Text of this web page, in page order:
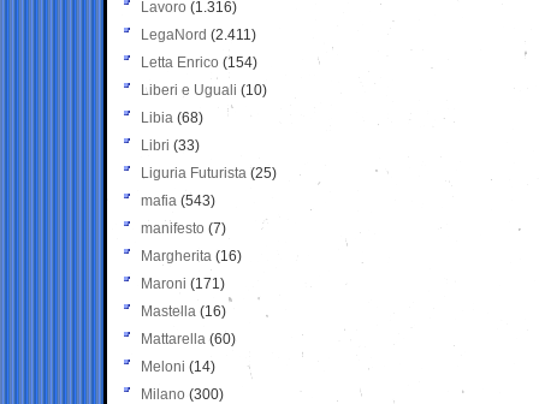
Lavoro (1.316)
LegaNord (2.411)
Letta Enrico (154)
Liberi e Uguali (10)
Libia (68)
Libri (33)
Liguria Futurista (25)
mafia (543)
manifesto (7)
Margherita (16)
Maroni (171)
Mastella (16)
Mattarella (60)
Meloni (14)
Milano (300)